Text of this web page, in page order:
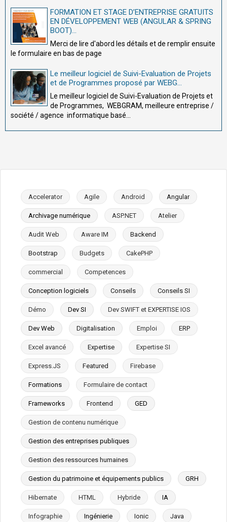
FORMATION ET STAGE D’ENTREPRISE GRATUITS
EN DÉVELOPPEMENT WEB (ANGULAR & SPRING
BOOT)...
Merci de lire d'abord les détails et de remplir ensuite
le formulaire en bas de page
Le meilleur logiciel de Suivi-Evaluation de Projets
et de Programmes proposé par WEBG...
Le meilleur logiciel de Suivi-Evaluation de Projets et
de Programmes, WEBGRAM, meilleure entreprise /
société / agence informatique basé...
Accelerator Agile Android Angular
Archivage numérique ASP.NET Atelier
Audit Web Aware IM Backend
Bootstrap Budgets CakePHP
commercial Competences
Conception logiciels Conseils Conseils SI
Démo Dev SI Dev SWIFT et EXPERTISE IOS
Dev Web Digitalisation Emploi ERP
Excel avancé Expertise Expertise SI
Express.JS Featured Firebase
Formations Formulaire de contact
Frameworks Frontend GED
Gestion de contenu numérique
Gestion des entreprises publiques
Gestion des ressources humaines
Gestion du patrimoine et équipements publics GRH
Hibernate HTML Hybride IA
Infographie Ingénierie Ionic Java